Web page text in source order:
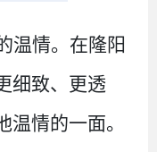
温情。在隆阳
细致、更透
情的一面。